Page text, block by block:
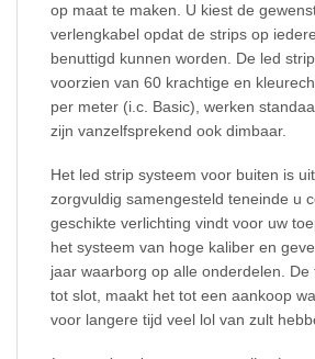
op maat te maken. U kiest de
verlengkabel opdat de strips op
benuttigd kunnen worden. De led
voorzien van 60 krachtige en
per meter (i.c. Basic), werken
zijn vanzelfsprekend ook dimbaar.
Het led strip systeem voor buiten is
zorgvuldig samengesteld teneinde u
geschikte verlichting vindt voor uw
het systeem van hoge kaliber en
jaar waarborg op alle onderdelen. De
tot slot, maakt het tot een aankoop
voor langere tijd veel lol van zult